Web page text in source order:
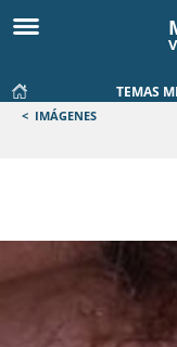
TEMAS
< IMÁGENES